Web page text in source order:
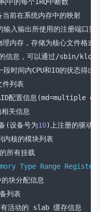
当前在系统内存中的映射
输入输出所使用的注册端口范
理内存，存储为核心文件格式
信息，可以通过/sbin/klogd
段时间内CPU和IO的状态得出
件列表
配置信息(md=multiple
关信息
(设备号为10)上注册的驱动
内核的模块列表
所有挂载
Type Range
块分配信息
列表
活动的 slab 缓存信息